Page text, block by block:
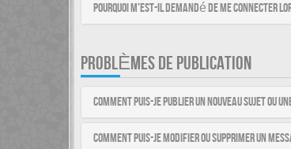
Pourquoi m’est-il demandé de me connecter
PROBLÈMES DE PUBLICATION
Comment puis-je publier un nouveau sujet ou
Comment puis-je modifier ou supprimer un